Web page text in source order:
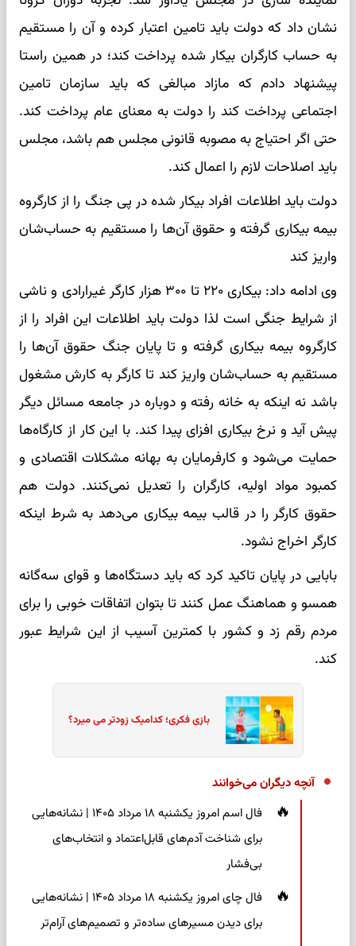
نشان داد که دولت باید تامین اعتبار کرده و آن را مستقیم
به حساب کارگران بیکار شده پرداخت کند؛ در همین راستا
پیشنهاد دادم که مازاد مبالغی که باید سازمان تامین
اجتماعی پرداخت کند را دولت به معنای عام پرداخت کند.
حتی اگر احتیاج به مصوبه قانونی مجلس هم باشد، مجلس
باید اصلاحات لازم را اعمال کند.
دولت باید اطلاعات افراد بیکار شده در پی جنگ را از کارگروه
بیمه بیکاری گرفته و حقوق آن‌ها را مستقیم به حساب‌شان
واریز کند
وی ادامه داد: بیکاری ۲۲۰ تا ۳۰۰ هزار کارگر غیرارادی و ناشی
از شرایط جنگی است لذا دولت باید اطلاعات این افراد را از
کارگروه بیمه بیکاری گرفته و تا پایان جنگ حقوق آن‌ها را
مستقیم به حساب‌شان واریز کند تا کارگر به کارش مشغول
باشد نه اینکه به خانه رفته و دوباره در جامعه مسائل دیگر
پیش آید و نرخ بیکاری افزای پیدا کند. با این کار از کارگاه‌ها
حمایت می‌شود و کارفرمایان به بهانه مشکلات اقتصادی و
کمبود مواد اولیه، کارگران را تعدیل نمی‌کنند. دولت هم
حقوق کارگر را در قالب بیمه بیکاری می‌دهد به شرط اینکه
کارگر اخراج نشود.
بابایی در پایان تاکید کرد که باید دستگاه‌ها و قوای سه‌گانه
همسو و هماهنگ عمل کنند تا بتوان اتفاقات خوبی را برای
مردم رقم زد و کشور با کمترین آسیب از این شرایط عبور
کند.
بازی فکری؛ کدامیک زودتر می میرد؟
آنچه دیگران می‌خوانند
فال اسم امروز یکشنبه ۱۸ مرداد ۱۴۰۵ | نشانه‌هایی
برای شناخت آدم‌های قابل‌اعتماد و انتخاب‌های
بی‌فشار
فال چای امروز یکشنبه ۱۸ مرداد ۱۴۰۵ | نشانه‌هایی
برای دیدن مسیرهای ساده‌تر و تصمیم‌های آرام‌تر